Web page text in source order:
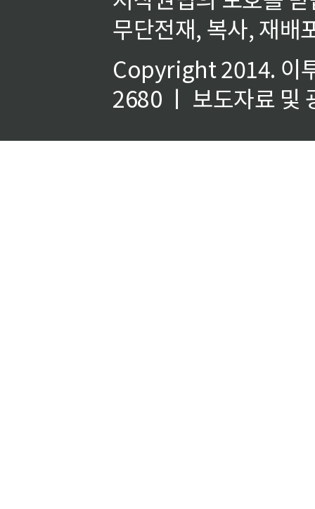
무단전재, 복사, 재배
Copyright 2014. 이
2680 ㅣ 보도자료